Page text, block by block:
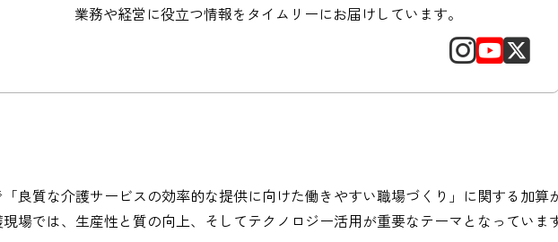
業務や経営に役立つ情報をタイムリーにお届けしています。
良質な介護サービスの効率的な提供に向けた働きやすい職場づくり」に関する加算
場では、生産性と質の向上、そしてテクノロジー活用が重要なテーマとなっていま